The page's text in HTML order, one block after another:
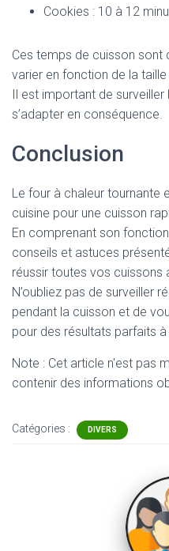
Cookies : 10 à 12
Ces temps de cuisson
varier en fonction de la
Il est important de
s’adapter en conséquence.
Conclusion
Le four à chaleur tournante
cuisine pour une cuisson
En comprenant son
conseils et astuces
réussir toutes vos cuissons
N’oubliez pas de surveiller
pendant la cuisson et de
pour des résultats parfaits
Note : Cet article n'est pas
contenir des informations
Catégories : DIVERS